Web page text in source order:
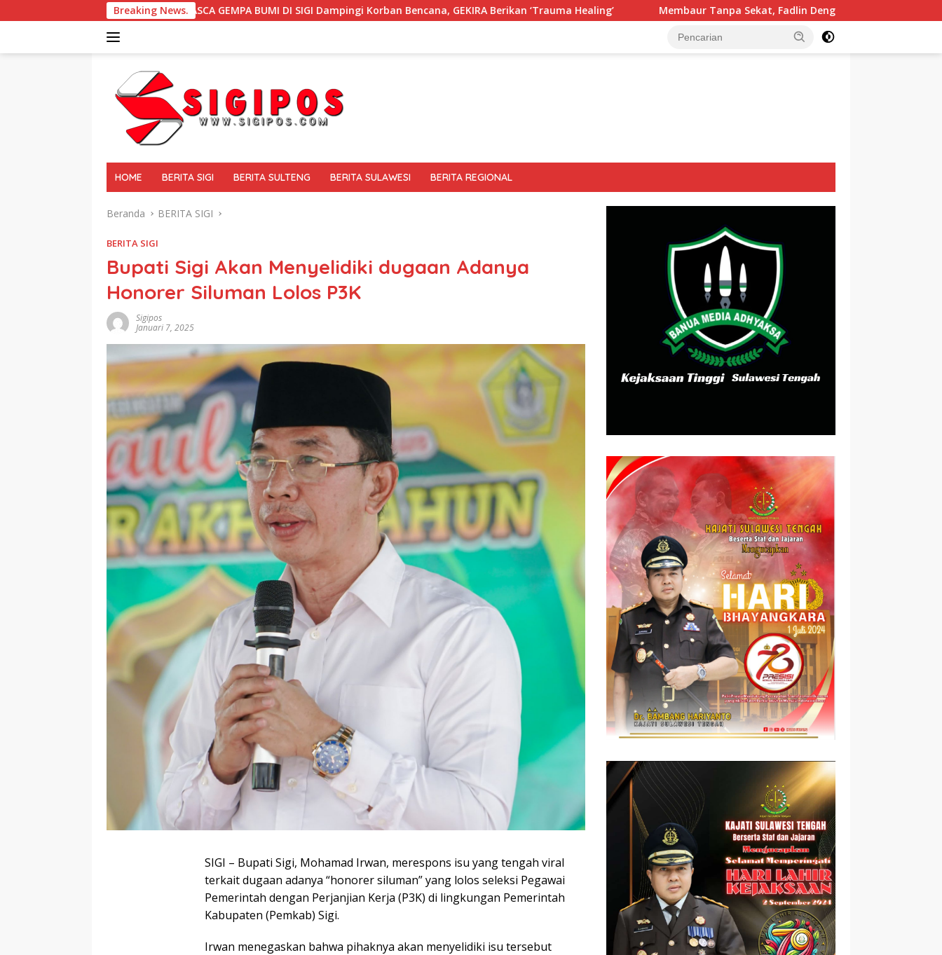
ke
Breaking News.
PASCA GEMPA BUMI DI SIGI Dampingi Korban Bencana, GEKIRA Berikan ‘Trauma Healing’ Membaur Tanpa Sekat, Fadlin Dengarkan Cerita dan Aspirasi Mualaf Desa Poi
HOME BERITA SIGI BERITA SULTENG BERITA SULAWESI BERITA REGIONAL
Beranda BERITA SIGI
BERITA SIGI
Bupati Sigi Akan Menyelidiki dugaan Adanya
Honorer Siluman Lolos P3K
Sigipos
Januari 7, 2025
SIGI – Bupati Sigi, Mohamad Irwan, merespons isu yang tengah viral
terkait dugaan adanya “honorer siluman” yang lolos seleksi Pegawai
Pemerintah dengan Perjanjian Kerja (P3K) di lingkungan Pemerintah
Kabupaten (Pemkab) Sigi.
Irwan menegaskan bahwa pihaknya akan menyelidiki isu tersebut